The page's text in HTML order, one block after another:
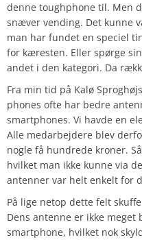
denne toughphone til. Men
snæver vending. Det kunne
man har fundet en speciel
for kæresten. Eller spørge
andet i den kategori. Da
Fra min tid på Kalø
phones ofte har bedre
smartphones. Vi havde en
Alle medarbejdere blev
nogle få hundrede kroner.
hvilket man ikke kunne via
antenner var helt enkelt for
På lige netop dette felt
Dens antenne er ikke
smartphone, hvilket nok